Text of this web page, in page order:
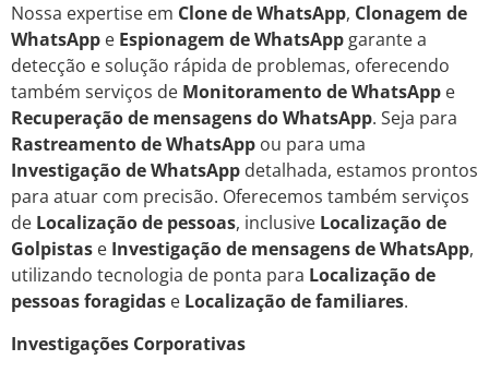
Nossa expertise em Clone de WhatsApp, Clonagem de
WhatsApp e Espionagem de WhatsAppgarante a
detecção e solução rápida de problemas, oferecendo
também serviços de Monitoramento de WhatsApp e
Recuperação de mensagens do WhatsApp. Seja para
Rastreamento de WhatsApp ou para uma
Investigação de WhatsApp detalhada, estamos prontos
para atuar com precisão. Oferecemos também serviços
de Localização de pessoas, inclusive Localização de
Golpistas e Investigação de mensagens de WhatsApp,
utilizando tecnologia de ponta para Localização de
pessoas foragidas e Localização de familiares.
Investigações Corporativas